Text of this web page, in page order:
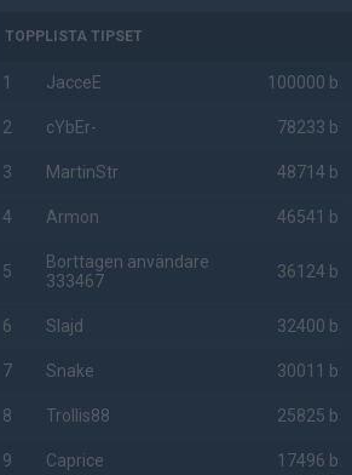
TOPPLISTA TIPSET
1 JacceE 100000 b
2 cYbEr- 78233 b
3 MartinStr 48714 b
4 Armon 46541 b
5
Borttagen användare
333467
36124 b
6 Slajd 32400 b
7 Snake 30011 b
8 Trollis88 25825 b
9 Caprice 17496 b